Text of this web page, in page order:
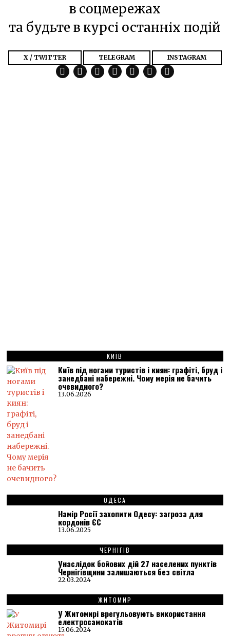
в соцмережах
та будьте в курсі останніх подій
X / TWITTER TELEGRAM INSTAGRAM
КИЇВ
Київ під ногами туристів і киян: графіті, бруд і
занедбані набережні. Чому мерія не бачить
очевидного?
13.06.2026
ОДЕСА
Намір Росії захопити Одесу: загроза для
кордонів ЄС
13.06.2025
ЧЕРНІГІВ
Унаслідок бойових дій 27 населених пунктів
Чернігівщини залишаються без світла
22.03.2024
ЖИТОМИР
У Житомирі врегульовують використання
електросамокатів
15.06.2024